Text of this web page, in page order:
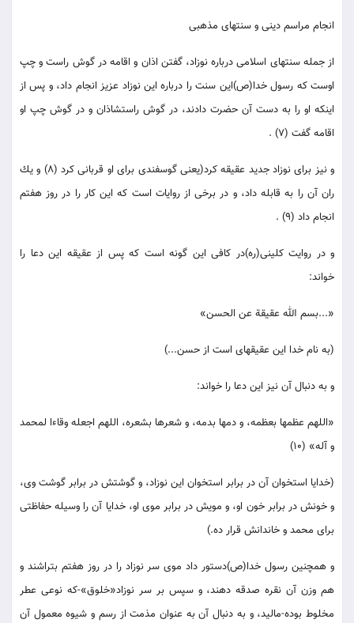
انجام مراسم دينى و سنتهاى مذهبى
از جمله سنتهاى اسلامى درباره نوزاد، گفتن اذان و اقامه در گوش راست و چپ
اوست كه رسول خدا(ص)اين سنت را درباره اين نوزاد عزيز انجام داد، و پس از
اينكه او را به دست آن حضرت دادند، در گوش راستش‏اذان و در گوش چپ او
اقامه گفت (7) .
و نيز براى نوزاد جديد عقيقه كرد(يعنى گوسفندى براى او قربانى كرد (8) و يك
ران آن را به قابله داد، و در برخى از روايات است كه اين كار را در روز هفتم
انجام داد (9) .
و در روايت كلينى(ره)در كافى اين گونه است كه پس از عقيقه اين دعا را
خواند:
«...بسم الله عقيقة عن الحسن‏»
(به نام خدا اين عقيقه‏اى است از حسن...)
و به دنبال آن نيز اين دعا را خواند:
«اللهم عظمها بعظمه، و دمها بدمه، و شعرها بشعره، اللهم اجعله وقاءا لمحمد
و آله‏» (10)
(خدايا استخوان آن در برابر استخوان اين نوزاد، و گوشتش در برابر گوشت وى،
و خونش در برابر خون او، و مويش در برابر موى او، خدايا آن را وسيله حفاظتى
براى محمد و خاندانش قرار ده.)
و همچنين رسول خدا(ص)دستور داد موى سر نوزاد را در روز هفتم بتراشند و
هم وزن آن نقره صدقه دهند، و سپس بر سر نوزاد«خلوق‏»-كه نوعى عطر
مخلوط بوده-ماليد، و به دنبال آن به عنوان مذمت از رسم و شيوه معمول آن